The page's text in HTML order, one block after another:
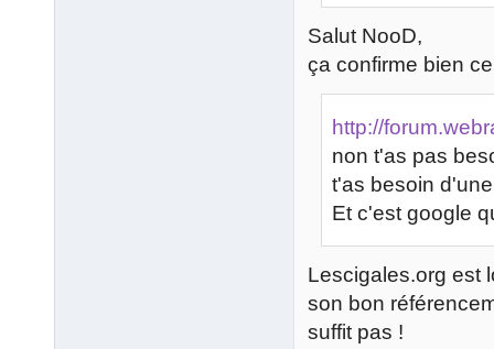
Salut NooD,
ça confirme bien
http://
non t'as pas
t'as besoin
Et c'est google
Lescigales.org est
son bon
suffit pas !